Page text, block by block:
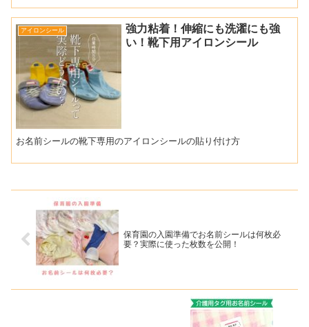
れ...
アイロンシール
強力粘着！伸縮にも洗濯にも強
い！靴下用アイロンシール
お名前シールの靴下専用のアイロンシールの貼り付け方
保育園の入園準備でお名前シールは何枚必
要？実際に使った枚数を公開！